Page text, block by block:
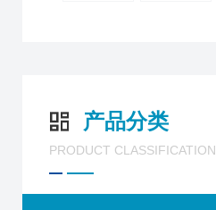
产品分类
PRODUCT CLASSIFICATION